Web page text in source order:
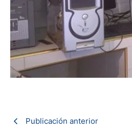
Publicación anterior